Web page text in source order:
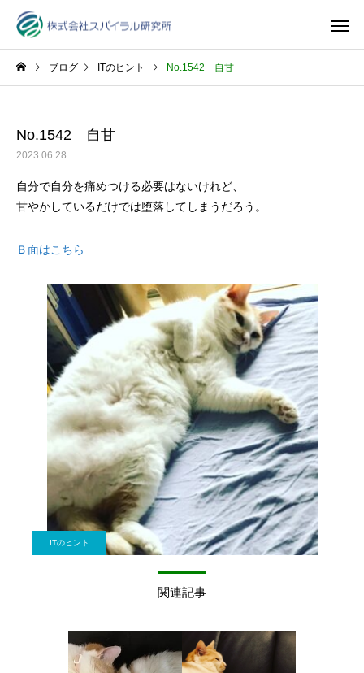
ブログ ITのヒント No.1542 自甘
No.1542 自甘
2023.06.28
自分で自分を痛めつける必要はないけれど、
甘やかしているだけでは堕落してしまうだろう。
Ｂ面はこちら
ITのヒント
関連記事